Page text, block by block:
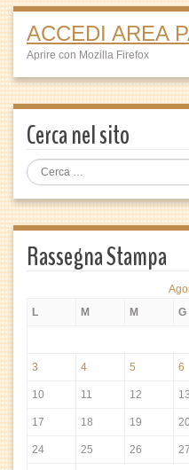
ACCEDI AREA
Aprire con Mozilla Firefox
Cerca nel sito
Rassegna Stampa
L
M M G
3 4 5 6
10 11 12 13
17 18 19 20
24 25 26 27